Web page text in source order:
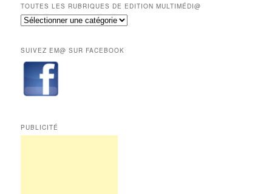
mois
réservés
aux
TOUTES LES RUBRIQUES DE EDITION MULTIMÉDI@
Toutes
de
Edition
Multimédi@
SUIVEZ EM@ SUR FACEBOOK
PUBLICITÉ